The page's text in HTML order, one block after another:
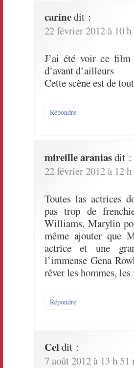
carinedit :
22 février 2012 à 10
J’ai été voir ce
d’avant d’ailleurs
Cette scène est de
Répondre
mireille araniasdit :
22 février 2012 à 12
Toutes las actrices
pas trop de
Williams, Marylin
même ajouter que
actrice et une
l’immense Gena
rêver les hommes,
Répondre
Celdit :
7 août 2012 à 13 h 51